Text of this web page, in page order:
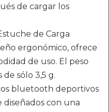
de cargar los
de Carga
ergonómico, ofrece
de uso. El peso
sólo 3,5 g.
bluetooth deportivos
con una